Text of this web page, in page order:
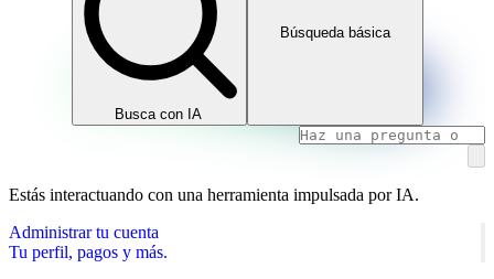
Busca con IA
Búsqueda básica
Estás interactuando con una herramienta impulsada por IA.
Administrar tu cuenta
Tu perfil, pagos y más.